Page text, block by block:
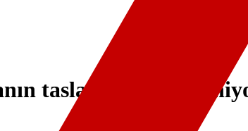
taslağı hala